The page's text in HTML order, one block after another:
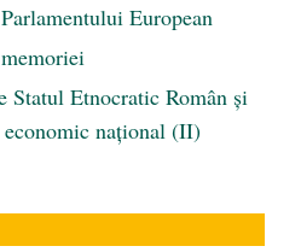
European
Statul Etnocratic Român şi
naţional (II)